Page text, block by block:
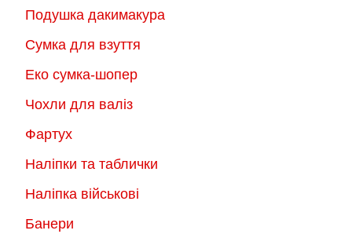
Подушка дакимакура
Сумка для взуття
Еко сумка-шопер
Чохли для валіз
Фартух
Наліпки та таблички
Наліпка військові
Банери